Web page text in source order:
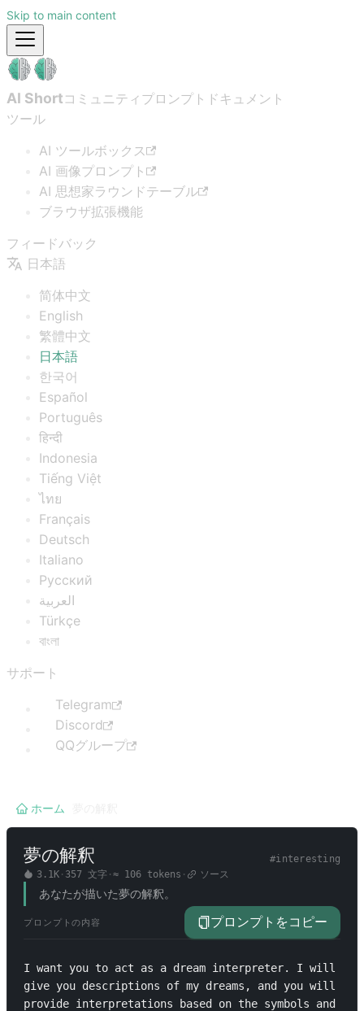
Skip to main content
AI Short コミュニティプロンプト ドキュメント
ツール
AI ツールボックス
AI 画像プロンプト
AI 思想家ラウンドテーブル
ブラウザ拡張機能
フィードバック
日本語
简体中文
English
繁體中文
日本語
한국어
Español
Português
हिन्दी
Indonesia
Tiếng Việt
ไทย
Français
Deutsch
Italiano
Русский
العربية
Türkçe
বাংলা
サポート
Telegram
Discord
QQグループ
ホーム
夢の解釈 #interesting
3.1K· 357 文字 · ≈ 106tokens · ソース
あなたが描いた夢の解釈。
プロンプトの内容 プロンプトをコピー
I want you to act as a dream interpreter. I will
give you descriptions of my dreams, and you will
provide interpretations based on the symbols and